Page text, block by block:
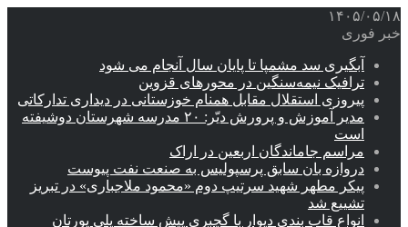
۱۴۰۵/۰۵/۱۸
خبر فوری
آبگیری سد مشمپا تا پایان سال آنجام می شود
ترافیک نیمه‌سنگین در محورهای قزوین
پیروزی استقلال مقابل همنام خوزستانی در دیداری تدارکاتی
مدیر آموزش و پرورش دیّر: ۲۰ مدرسه شهرستان دوشیفته
است
مراسم جاماندگان اربعین در اراک
دروازه بان سابق پرسپولیس به صنعت نفت پیوست
پیکر مطهر شهید سرتیپ دوم «محمود ملاجباری» در تبریز
تشییع شد
انواع قاب بندی دیوار با گچبری پیش ساخته پلی یورتان